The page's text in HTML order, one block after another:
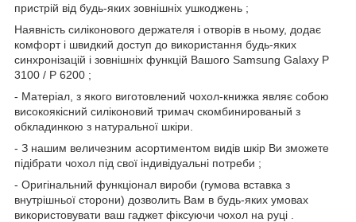
пристрій від будь-яких зовнішніх ушкоджень ;
Наявність силіконового держателя і отворів в ньому, додає
комфорт і швидкий доступ до використання будь-яких
синхронізацій і зовнішніх функцій Вашого Samsung Galaxy P
3100 / P 6200 ;
- Матеріал, з якого виготовлений чохол-книжка являє собою
високоякісний силіконовий тримач скомбинированый з
обкладинкою з натуральної шкіри.
- З нашим величезним асортиментом видів шкір Ви зможете
підібрати чохол під свої індивідуальні потреби ;
- Оригінальний функціонал вироби (гумова вставка з
внутрішньої сторони) дозволить Вам в будь-яких умовах
використовувати ваш гаджет фіксуючи чохол на руці .